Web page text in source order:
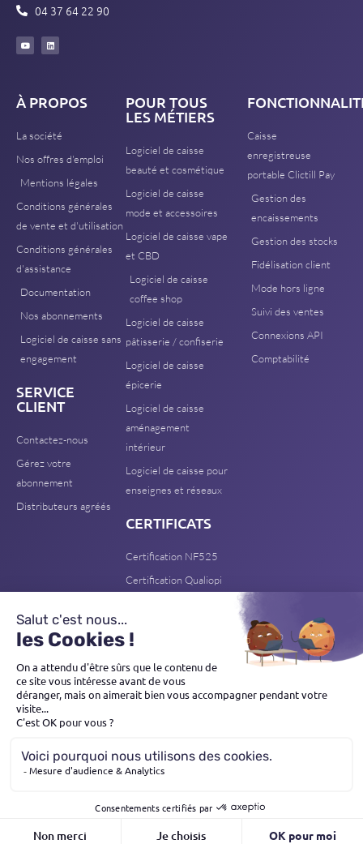
04 37 64 22 90
À PROPOS
La société
Nos offres d'emploi
Mentions légales
Conditions générales
de vente et d'utilisation
Conditions générales
d'assistance
Documentation
Nos abonnements
Logiciel de caisse sans
engagement
SERVICE
CLIENT
Contactez-nous
Gérez votre
abonnement
Distributeurs agréés
POUR TOUS
LES MÉTIERS
Logiciel de caisse
beauté et cosmétique
Logiciel de caisse
mode et accessoires
Logiciel de caisse vape
et CBD
Logiciel de caisse
coffee shop
Logiciel de caisse
pâtisserie / confiserie
Logiciel de caisse
épicerie
Logiciel de caisse
aménagement
intérieur
Logiciel de caisse pour
enseignes et réseaux
CERTIFICATS
Certification NF525
Certification Qualiopi
Caisse
enregistreuse
portable Clictill Pay
Gestion des
encaissements
Gestion des stocks
Fidélisation client
Mode hors ligne
Suivi des ventes
Connexions API
Comptabilité
© CLICTILL - TOUS DROITS RÉSERVÉS
FAIT AVEC
PAR PADEMAS STUDIO